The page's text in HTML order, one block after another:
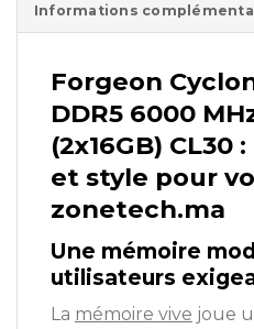
Informations
Forgeon
DDR5 6000
(2x16GB)
et style pour
zonetech.ma
Une mémoire
utilisateurs
La mémoire vive joue